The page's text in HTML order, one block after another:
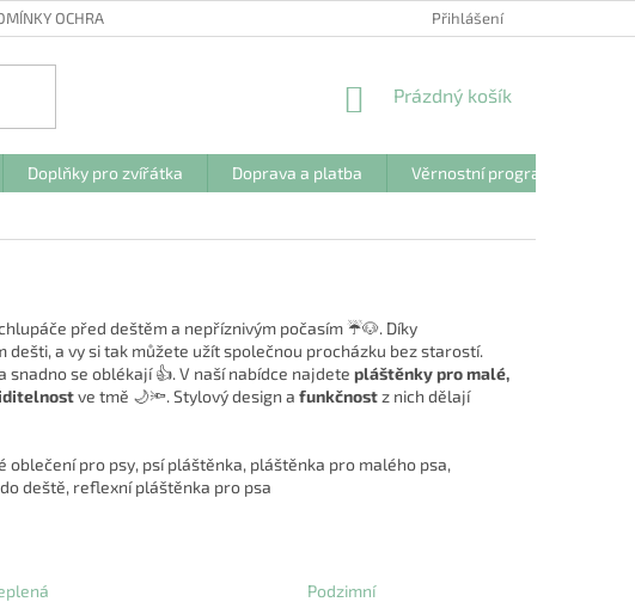
OCHRANY OSOBNÍCH ÚDAJŮ Přihlášení
NÁKUPNÍ
Prázdný košík
Doplňky pro zvířátka Doprava a platba Věrnostní program
před deštěm a nepříznivým počasím ☔🐶. Díky
a vy si tak můžete užít společnou procházku bez starostí.
se oblékají 👍. V naší nabídce najdete pláštěnky pro malé,
ve tmě 🌙🔦. Stylový design a funkčnostz nich dělají
pro psy, psí pláštěnka, pláštěnka pro malého psa,
deště, reflexní pláštěnka pro psa
Podzimní